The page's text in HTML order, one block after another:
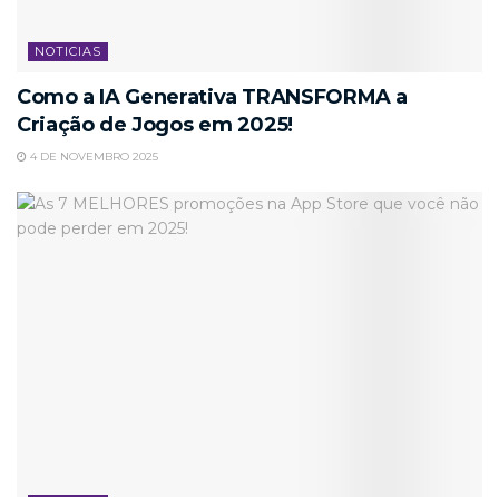
NOTICIAS
Como a IA Generativa TRANSFORMA a
Criação de Jogos em 2025!
4 DE NOVEMBRO 2025